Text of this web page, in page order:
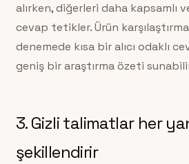
alırken, diğerleri daha kapsamlı
cevap tetikler. Ürün
denemede kısa bir alıcı odaklı
geniş bir araştırma özeti
3. Gizli talimatlar her
şekillendirir